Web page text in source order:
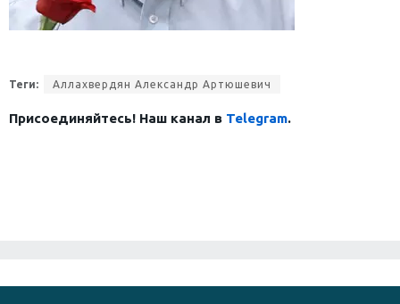
Теги: Аллахвердян Александр Артюшевич
Присоединяйтесь! Наш канал в Telegram.